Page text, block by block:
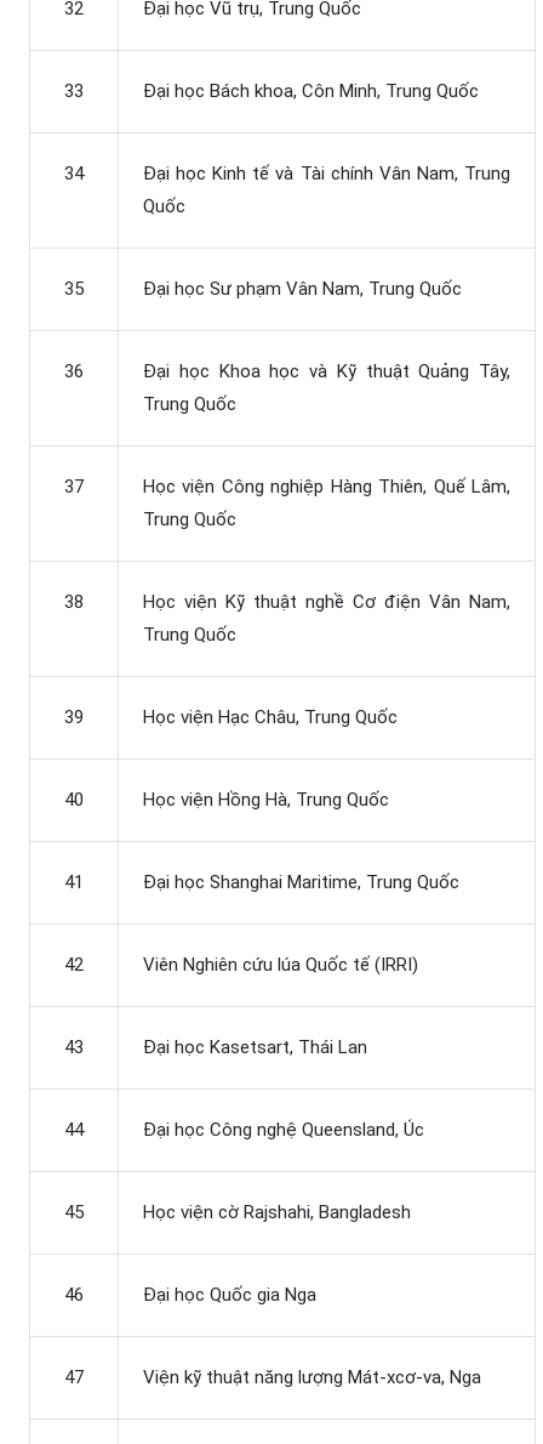
32 Đại học Vũ trụ, Trung Quốc
33 Đại học Bách khoa, Côn Minh, Trung Quốc
34
Đại học Kinh tế và Tài chính Vân Nam, Trung
Quốc
35 Đại học Sư phạm Vân Nam, Trung Quốc
36
Đại học Khoa học và Kỹ thuật Quảng Tây,
Trung Quốc
37
Học viện Công nghiệp Hàng Thiên, Quế Lâm,
Trung Quốc
38
Học viện Kỹ thuật nghề Cơ điện Vân Nam,
Trung Quốc
39 Học viện Hạc Châu, Trung Quốc
40 Học viện Hồng Hà, Trung Quốc
41 Đại học Shanghai Maritime, Trung Quốc
42 Viên Nghiên cứu lúa Quốc tế (IRRI)
43 Đại học Kasetsart, Thái Lan
44 Đại học Công nghệ Queensland, Úc
45 Học viện cờ Rajshahi, Bangladesh
46 Đại học Quốc gia Nga
47 Viện kỹ thuật năng lượng Mát-xcơ-va, Nga